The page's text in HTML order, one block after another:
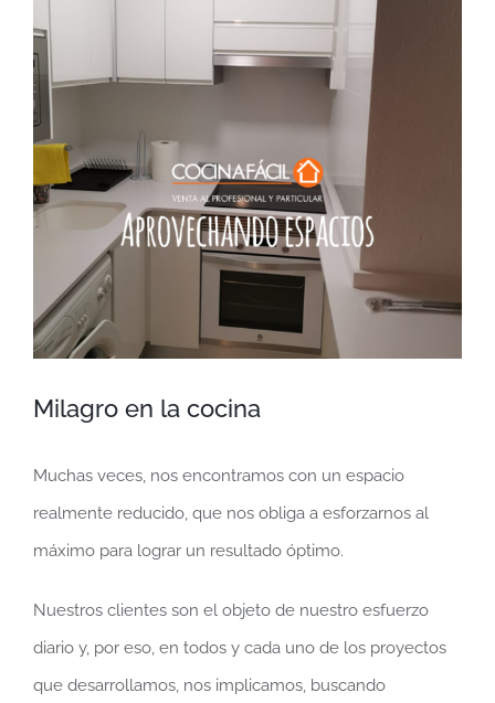
más
grande
Milagro en la cocina
Muchas veces, nos encontramos con un espacio
realmente reducido, que nos obliga a esforzarnos al
máximo para lograr un resultado óptimo.
Nuestros clientes son el objeto de nuestro esfuerzo
diario y, por eso, en todos y cada uno de los proyectos
que desarrollamos, nos implicamos, buscando